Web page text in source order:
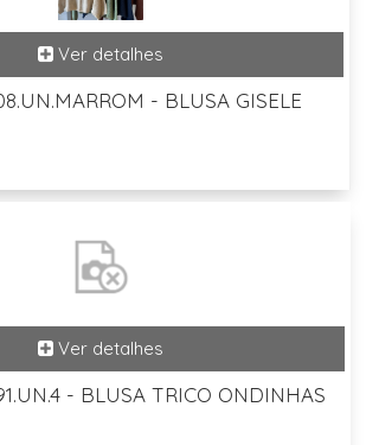
- BLUSA GISELE
- BLUSA TRICO ONDINHAS